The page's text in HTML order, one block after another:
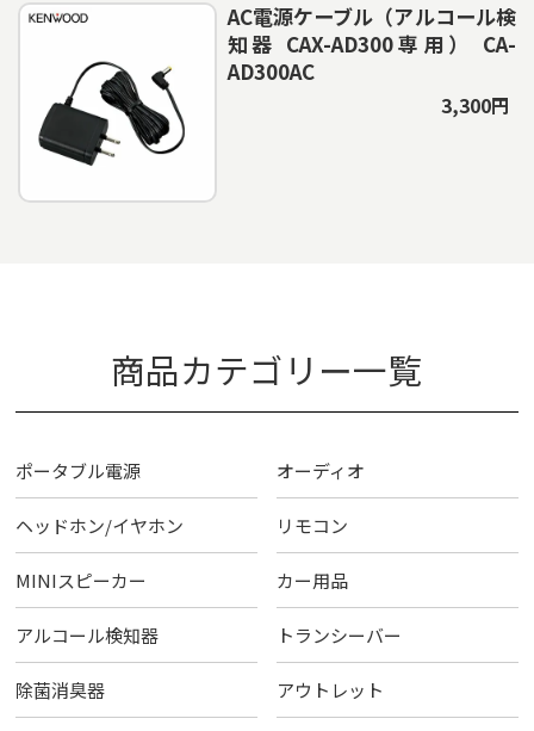
AC電源ケーブル（アルコール検
知器 CAX-AD300専用） CA-
AD300AC
3,300円
商品カテゴリー一覧
ポータブル電源 オーディオ
ヘッドホン/イヤホン リモコン
MINIスピーカー カー用品
アルコール検知器 トランシーバー
除菌消臭器 アウトレット